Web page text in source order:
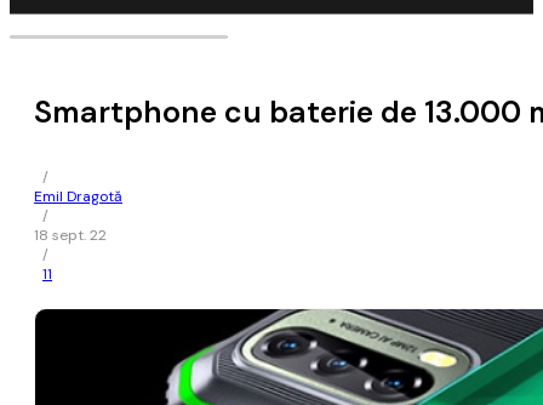
Smartphone cu baterie de 13.000
/
Emil Dragotă
/
18 sept. 22
/
11